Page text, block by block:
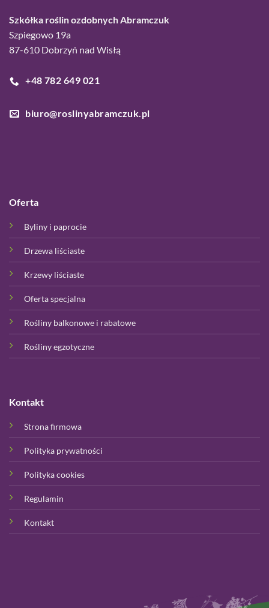
Szkółka roślin ozdobnych Abramczuk
Szpiegowo 19a
87-610 Dobrzyń nad Wisłą
+48 782 649 021
biuro@roslinyabramczuk.pl
Oferta
Byliny i paprocie
Drzewa liściaste
Krzewy liściaste
Oferta specjalna
Rośliny balkonowe i rabatowe
Rośliny egzotyczne
Kontakt
Strona firmowa
Polityka prywatności
Polityka cookies
Regulamin
Kontakt